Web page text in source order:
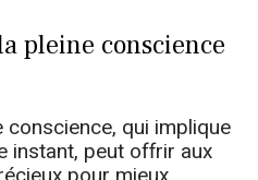
pleine conscience
qui implique
instant, peut offrir aux